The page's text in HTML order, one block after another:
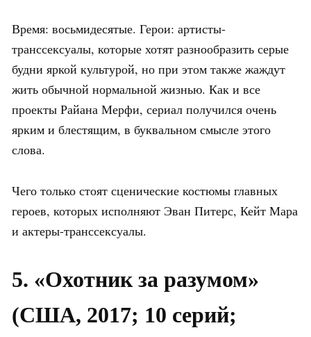
Время: восьмидесятые. Герои: артисты-
транссексуалы, которые хотят разнообразить серые
будни яркой культурой, но при этом также жаждут
жить обычной нормальной жизнью. Как и все
проекты Райана Мерфи, сериал получился очень
ярким и блестящим, в буквальном смысле этого
слова.
Чего только стоят сценические костюмы главных
героев, которых исполняют Эван Питерс, Кейт Мара
и актеры-транссексуалы.
5. «Охотник за разумом»
(США, 2017; 10 серий;